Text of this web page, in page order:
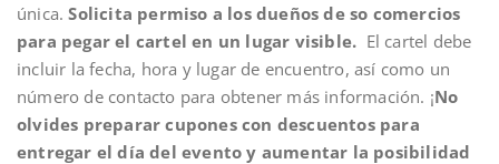
única.Solicita permiso a los dueños de so comercios
para pegar el cartel en un lugar visible. El cartel debe
incluir la fecha, hora y lugar de encuentro, así como un
número de contacto para obtener más información. ¡No
olvides preparar cupones con descuentos para
entregar el día del evento y aumentar la posibilidad